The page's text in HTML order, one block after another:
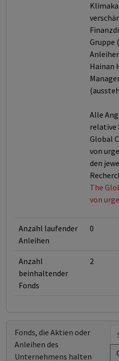
Gruppe
Hainan
Alle
relative
Global
von
den
The
von
Anzahl laufender
Anleihen
0
Anzahl
beinhaltender
Fonds
2
Fonds, die Aktien oder
Anleihen des
Unternehmens halten